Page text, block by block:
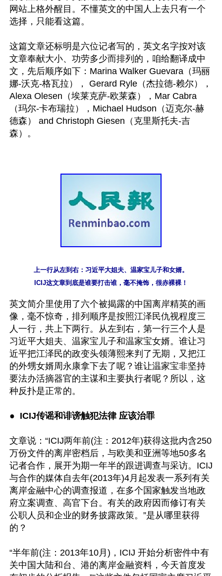
网站上格外醒目。不懂英文的中国人上去只有一个
选择，只能看这篇。
这篇文章还标明是六位记者写的，英文名字按对该
文章奉献大小、功劳多少而排列的，咱给翻译成中
文，先后顺序如下：Marina Walker Guevara（玛丽
娜-沃克-格瓦拉）， Gerard Ryle（杰拉德-赖尔），
Alexa Olesen（埃莱克萨-欧莱森），Mar Cabra
（玛尔-卡布瑞拉），Michael Hudson（迈克尔-赫
德森） and Christoph Giesen（克里斯托夫-吉
森）。
上一行从左到右：习近平大姐夫、温家宝儿子和女婿。
ICIJ这文章到底是谁要打击谁，毫不掩饰，很赤裸裸！
英文简介里使用了六个被揭露的中国离岸精英的画
像，毫不惊奇，排列顺序是按照江泽民仇视程度三
人一行，共上下两行。从左到右，第一行三个人是
习近平大姐夫、温家宝儿子和温家宝女婿。谁让习
近平把江泽民的政变头领薄熙来判了无期，又把江
的外甥女婿周永康拿下去了呢？谁让温家宝非坚持
要法办活摘器官的主谋和主要执行者呢？所以，这
种反扑是正常的。
● ICIJ传谣和诽谤触犯法律 应该治罪
文章说：“ICIJ两年前(注：2012年)获得这批内含250
万份文件的离岸密档后，与欧美和亚洲等地50多名
记者合作，展开为期一年半的跟进调查与采访。ICIJ
与合作的媒体自去年(2013年)4月起发表一系列有关
离岸金融中心的调查报道，在多个国家触发当地政
府立案调查、高官下台。有关的政府因而修订有关
公职人员和企业的财务披露政策。”是从哪里获得
的？
“半年前(注：2013年10月)，ICIJ 开始分析密件中有
关中国大陆和台、港的离岸金融资料，今天首度发